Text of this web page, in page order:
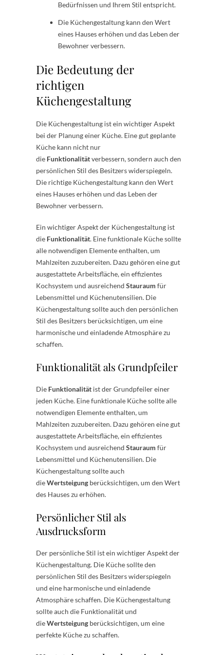
Bedürfnissen und Ihrem Stil entspricht.
Die Küchengestaltung kann den Wert
eines Hauses erhöhen und das Leben der
Bewohner verbessern.
Die Bedeutung der
richtigen
Küchengestaltung
Die Küchengestaltung ist ein wichtiger Aspekt
bei der Planung einer Küche. Eine gut geplante
Küche kann nicht nur
die Funktionalitätverbessern, sondern auch den
persönlichen Stil des Besitzers widerspiegeln.
Die richtige Küchengestaltung kann den Wert
eines Hauses erhöhen und das Leben der
Bewohner verbessern.
Ein wichtiger Aspekt der Küchengestaltung ist
die Funktionalität. Eine funktionale Küche sollte
alle notwendigen Elemente enthalten, um
Mahlzeiten zuzubereiten. Dazu gehören eine gut
ausgestattete Arbeitsfläche, ein effizientes
Kochsystem und ausreichend Stauraum für
Lebensmittel und Küchenutensilien. Die
Küchengestaltung sollte auch den persönlichen
Stil des Besitzers berücksichtigen, um eine
harmonische und einladende Atmosphäre zu
schaffen.
Funktionalität als Grundpfeiler
Die Funktionalität ist der Grundpfeiler einer
jeden Küche. Eine funktionale Küche sollte alle
notwendigen Elemente enthalten, um
Mahlzeiten zuzubereiten. Dazu gehören eine gut
ausgestattete Arbeitsfläche, ein effizientes
Kochsystem und ausreichend Stauraum für
Lebensmittel und Küchenutensilien. Die
Küchengestaltung sollte auch
dieWertsteigung berücksichtigen, um den Wert
des Hauses zu erhöhen.
Persönlicher Stil als
Ausdrucksform
Der persönliche Stil ist ein wichtiger Aspekt der
Küchengestaltung. Die Küche sollte den
persönlichen Stil des Besitzers widerspiegeln
und eine harmonische und einladende
Atmosphäre schaffen. Die Küchengestaltung
sollte auch die Funktionalität und
dieWertsteigung berücksichtigen, um eine
perfekte Küche zu schaffen.